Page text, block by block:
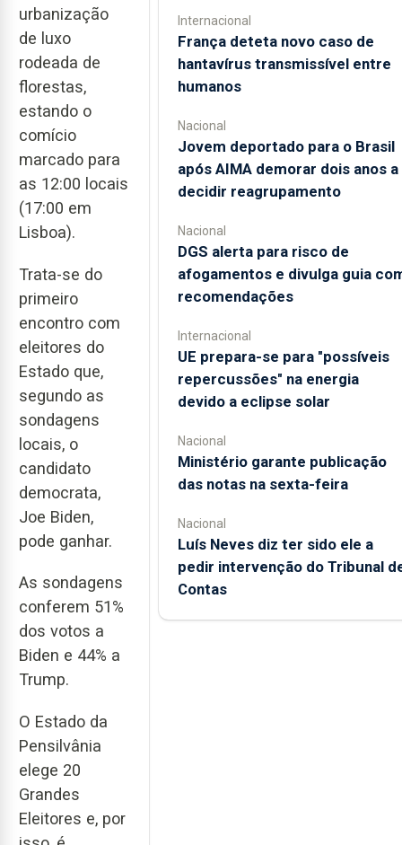
urbanização
de luxo
rodeada de
florestas,
estando o
comício
marcado para
as 12:00 locais
(17:00 em
Lisboa).
Trata-se do
primeiro
encontro com
eleitores do
Estado que,
segundo as
sondagens
locais, o
candidato
democrata,
Joe Biden,
pode ganhar.
As sondagens
conferem 51%
dos votos a
Biden e 44% a
Trump.
O Estado da
Pensilvânia
elege 20
Grandes
Eleitores e, por
Internacional
França deteta novo caso de
hantavírus transmissível entre
humanos
Nacional
Jovem deportado para o Brasil
após AIMA demorar dois anos a
decidir reagrupamento
Nacional
DGS alerta para risco de
afogamentos e divulga guia
recomendações
Internacional
UE prepara-se para "possíveis
repercussões" na energia
devido a eclipse solar
Nacional
Ministério garante publicação
das notas na sexta-feira
Nacional
Luís Neves diz ter sido ele a
pedir intervenção do Tribunal
Contas